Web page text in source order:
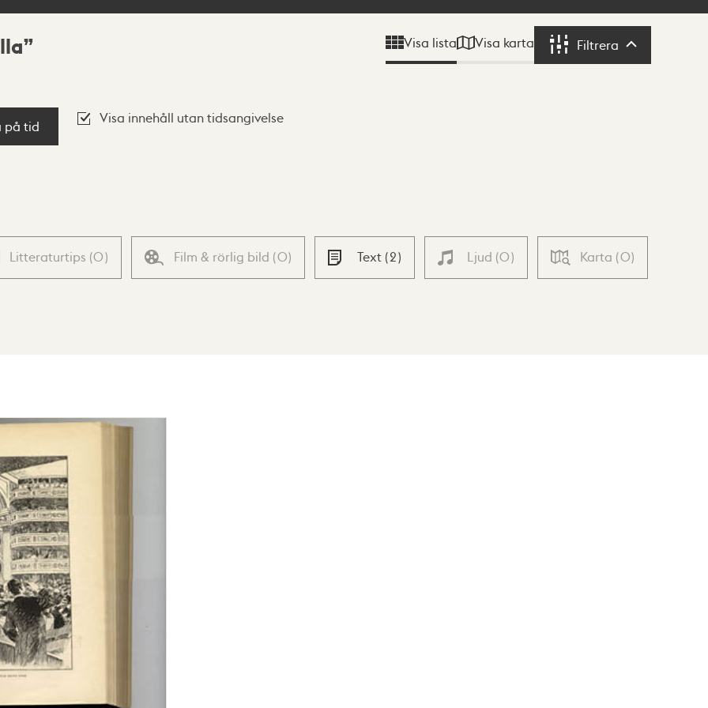
Visa lista Visa karta Filtrera Filtrera
på tid
Visa innehåll utan tidsangivelse
Litteraturtips (0) Film & rörlig bild (0) Text (2) Ljud (0) Karta (0)